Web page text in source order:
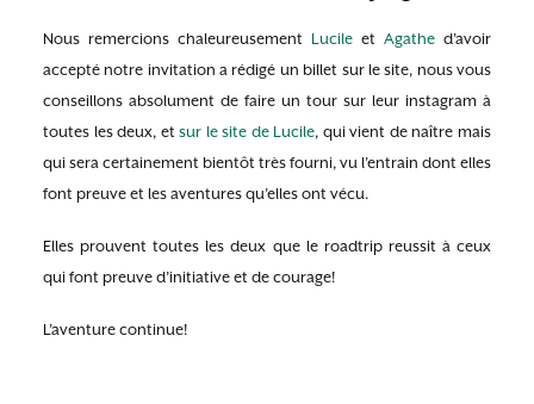
Nous remercions chaleureusement Lucile et Agathe d’avoir
accepté notre invitation a rédigé un billet sur le site, nous vous
conseillons absolument de faire un tour sur leur instagram à
toutes les deux, etsur le site de Lucile, qui vient de naître mais
qui sera certainement bientôt très fourni, vu l’entrain dont elles
font preuve et les aventures qu’elles ont vécu.
Elles prouvent toutes les deux que le roadtrip reussit à ceux
qui font preuve d’initiative et de courage!
L’aventure continue!